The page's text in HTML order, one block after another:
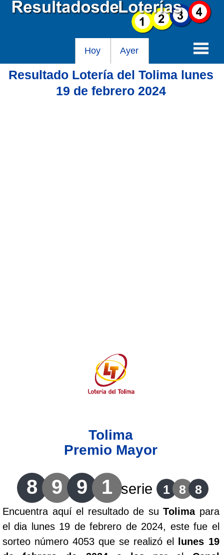
Hoy Ayer
Baloto
Lotería de Risaralda
Lotería de Santander
Lotería del Cauca
Lotería de Boyaca
Extra de Colombia
Resultado Lotería del Tolima lunes
19 de febrero 2024
Tolima
Premio Mayor
8 9 9 1 serie 1 8 8
Encuentra aquí el resultado de suTolimapara
el dia lunes 19 de febrero de 2024, este fue el
sorteo número 4053 que se realizó el
lunes 19